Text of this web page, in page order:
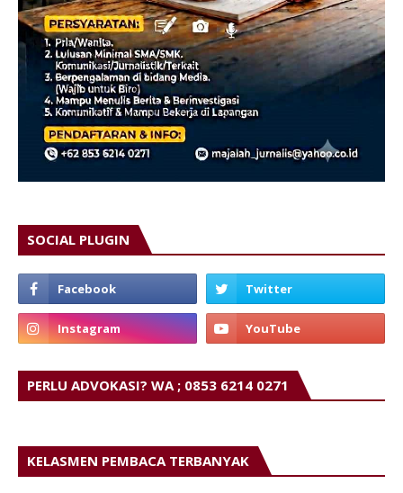
SOCIAL PLUGIN
PERLU ADVOKASI? WA ; 0853 6214 0271
KELASMEN PEMBACA TERBANYAK